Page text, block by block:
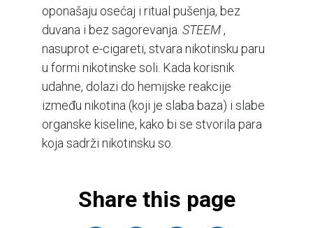
oponašaju osećaj i ritual pušenja, bez
duvana i bez sagorevanja. STEEM,
nasuprot e-cigareti, stvara nikotinsku paru
u formi nikotinske soli. Kada korisnik
udahne, dolazi do hemijske reakcije
između nikotina (koji je slaba baza) i slabe
organske kiseline, kako bi se stvorila para
koja sadrži nikotinsku so.
Share this page